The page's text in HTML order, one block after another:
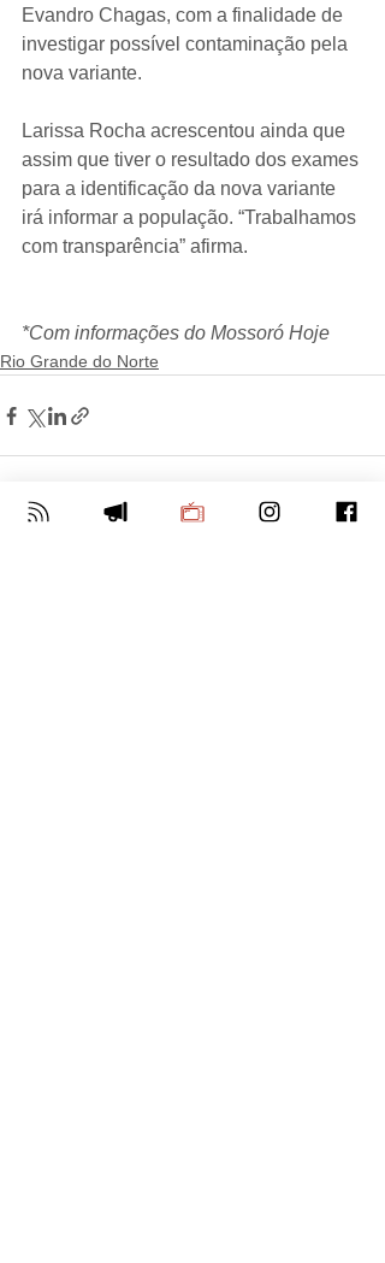
Evandro Chagas, com a finalidade de
investigar possível contaminação pela
nova variante.
Larissa Rocha acrescentou ainda que
assim que tiver o resultado dos exames
para a identificação da nova variante
irá informar a população. “Trabalhamos
com transparência” afirma.
*Com informações do Mossoró Hoje
Rio Grande do Norte